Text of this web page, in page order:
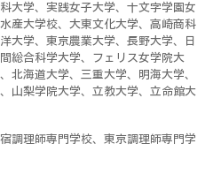
大学、実践女子大学、十文字学園女
産大学校、大東文化大学、高崎商科
大学、東京農業大学、長野大学、日
総合科学大学、フェリス女学院大
北海道大学、三重大学、明海大学、
山梨学院大学、立教大学、立命館大
調理師専門学校、東京調理師専門学